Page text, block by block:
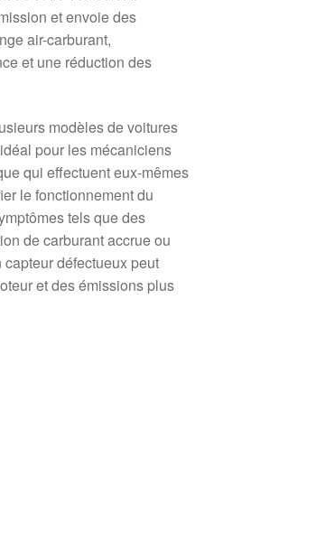
et envoie des
air-carburant,
et une réduction des
modèles de voitures
pour les mécaniciens
qui effectuent eux-mêmes
le fonctionnement du
tels que des
de carburant accrue ou
défectueux peut
et des émissions plus